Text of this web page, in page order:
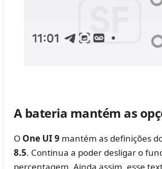
A bateria mantém as
O One UI 9 mantém as definições
8.5. Continua a poder desligar o
percentagem. Ainda assim, esse